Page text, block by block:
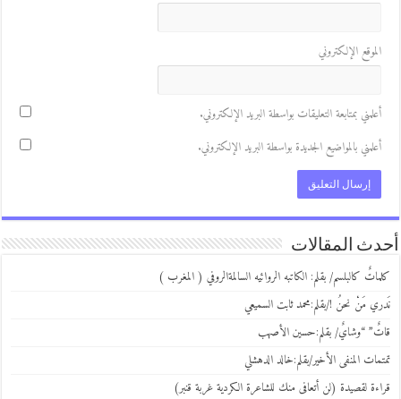
الإلكتروني
بمتابعة التعليقات بواسطة البريد الإلكتروني.
بالمواضيع الجديدة بواسطة البريد الإلكتروني.
المقالات
كالبلسم/ بقلم: الكاتبه الروائيه السالمةالروفي ( المغرب )
مَنْ نحنُ !/بقلم:محمد ثابت السميعي
“وشايٌ/ بقلم:حسين الأصهب
المنفى الأخير/بقلم:خالد الدهشلي
لقصيدة (لن أتعافى منك للشاعرة الكردية غربة قنبر)